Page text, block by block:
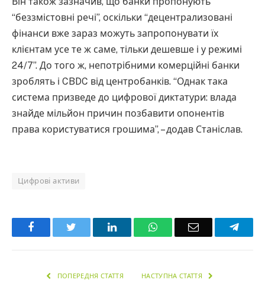
“беззмістовні речі”, оскільки “децентрализовані
фінанси вже зараз можуть запропонувати їх
клієнтам усе те ж саме, тільки дешевше і у режимі
24/7”. До того ж, непотрібними комерційні банки
зроблять і CBDC від центробанків. “Однак така
система призведе до цифрової диктатури: влада
знайде мільйон причин позбавити опонентів
права користуватися грошима”, – додав Станіслав.
Цифрові активи
Facebook LinkedInWhatsAppEmail
ПОПЕРЕДНЯ СТАТТЯ НАСТУПНА СТАТТЯ